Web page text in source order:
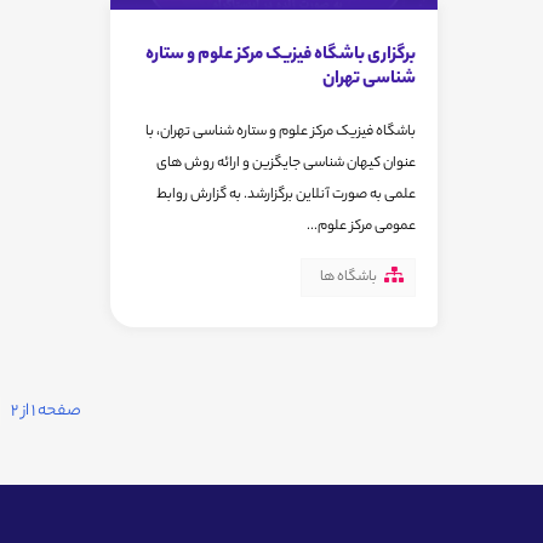
برگزاری باشگاه فیزیک مرکز علوم و ستاره
شناسی تهران
باشگاه فیزیک مرکز علوم و ستاره شناسی تهران، با
عنوان کیهان شناسی جایگزین و ارائه روش های
علمی به صورت آنلاین برگزارشد. به گزارش روابط
عمومی مرکز علوم...
باشگاه ها
صفحه 1 از 2